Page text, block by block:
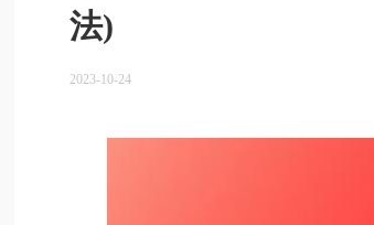
法)
2023-10-24